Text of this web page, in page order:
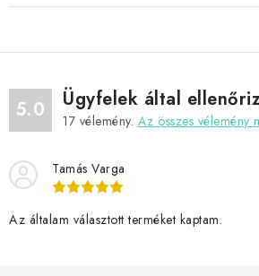
5.0 Ügyfelek által
17 vélemény. Az összes vélemény
Tamás Varga
Az általam választott terméket kaptam.